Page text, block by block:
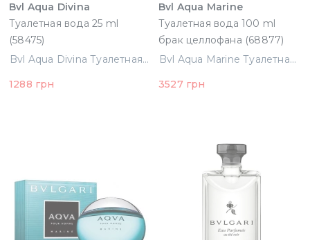
Bvl Aqua Divina
Туалетная вода 25 ml
(58475)
Bvl Aqua Divina Туалетная вода 25 ml (58475)
1288 грн
Bvl Aqua Marine
Туалетная вода 100 ml
брак целлофана (68877)
Bvl Aqua Marine Туалетная вода 100 ml брак целлофана (68877)
3527 грн